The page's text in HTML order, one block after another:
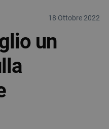
18 Ottobre 2022
un